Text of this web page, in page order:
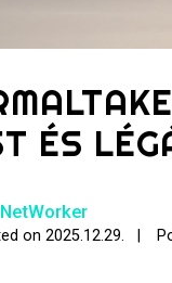
ÉS
NetWorker
on2025.12.29.